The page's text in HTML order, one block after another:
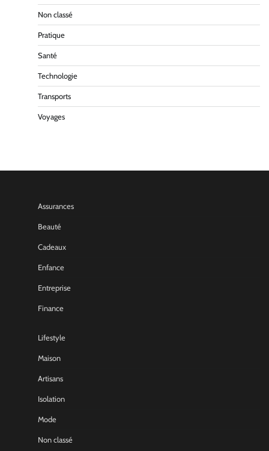
Non classé
Pratique
Santé
Technologie
Transports
Voyages
Assurances
Beauté
Cadeaux
Enfance
Entreprise
Finance
Lifestyle
Maison
Artisans
Isolation
Mode
Non classé